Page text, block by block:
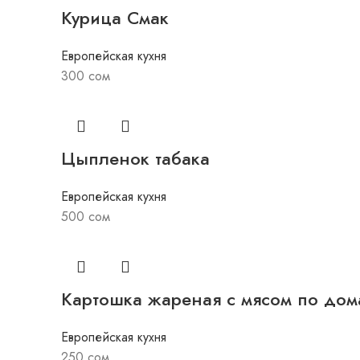
Курица Смак
Европейская кухня
300 сом
Цыпленок табака
Европейская кухня
500 сом
Картошка жареная с мясом по
Европейская кухня